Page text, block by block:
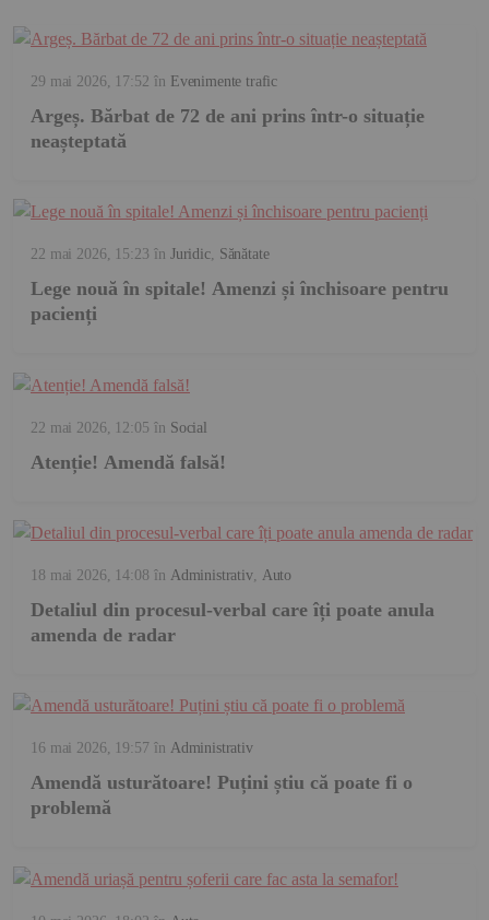
29 mai 2026, 17:52 în Evenimente trafic
Argeș. Bărbat de 72 de ani prins într-o situație
neașteptată
22 mai 2026, 15:23 în Juridic, Sănătate
Lege nouă în spitale! Amenzi și închisoare pentru
pacienți
22 mai 2026, 12:05 în Social
Atenție! Amendă falsă!
18 mai 2026, 14:08 în Administrativ, Auto
Detaliul din procesul-verbal care îți poate anula
amenda de radar
16 mai 2026, 19:57în Administrativ
Amendă usturătoare! Puțini știu că poate fi o
problemă